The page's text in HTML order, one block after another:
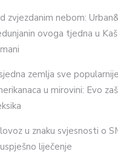
zvjezdanim nebom:
ovoga tjedna u
zemlja sve
u mirovini: Evo
u znaku svjesnosti o
liječenje